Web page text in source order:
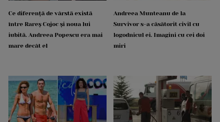
Ce diferență de vârstă există
între Rareș Cojoc și noua lui
iubită. Andreea Popescu era mai
mare decât el
Andreea Munteanu de la
Survivor s-a căsătorit civil cu
logodnicul ei. Imagini cu cei doi
miri